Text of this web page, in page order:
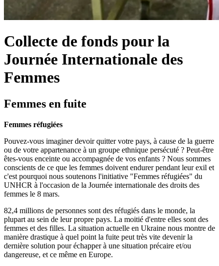
Collecte de fonds pour la
Journée Internationale des
Femmes
Femmes en fuite
Femmes réfugiées
Pouvez-vous imaginer devoir quitter votre pays, à cause de la guerre
ou de votre appartenance à un groupe ethnique persécuté ? Peut-être
êtes-vous enceinte ou accompagnée de vos enfants ? Nous sommes
conscients de ce que les femmes doivent endurer pendant leur exil et
c'est pourquoi nous soutenons l'initiative "Femmes réfugiées" du
UNHCR à l'occasion de la Journée internationale des droits des
femmes le 8 mars.
82,4 millions de personnes sont des réfugiés dans le monde, la
plupart au sein de leur propre pays. La moitié d'entre elles sont des
femmes et des filles. La situation actuelle en Ukraine nous montre de
manière drastique à quel point la fuite peut très vite devenir la
dernière solution pour échapper à une situation précaire et/ou
dangereuse, et ce même en Europe.